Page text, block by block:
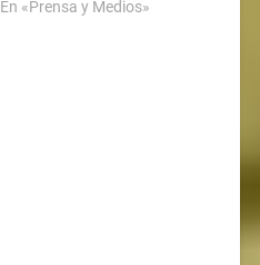
En «Prensa y Medios»